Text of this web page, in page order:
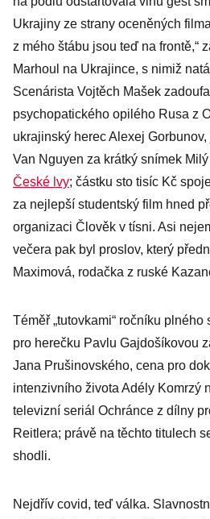
Ukrajiny ze strany oceněných
z mého štábu jsou teď na frontě,“
Marhoul na Ukrajince, s nimiž
Scenárista Vojtěch Mašek
psychopatického opilého Rusa z
ukrajinský herec Alexej
Van Nguyen za krátký snímek
České lvy; částku sto tisíc Kč
za nejlepší studentský film hned
organizaci Člověk v tísni. Asi
večera pak byl proslov, který
Maximová, rodačka z ruské
Téměř „tutovkami“ ročníku
pro herečku Pavlu Gajdošíkovou
Jana Prušinovského, cena pro
intenzivního života Adély Komrzý
televizní seriál Ochránce z dílny
Reitlera; právě na těchto titulech
shodli.
Nejdřív covid, teď válka.